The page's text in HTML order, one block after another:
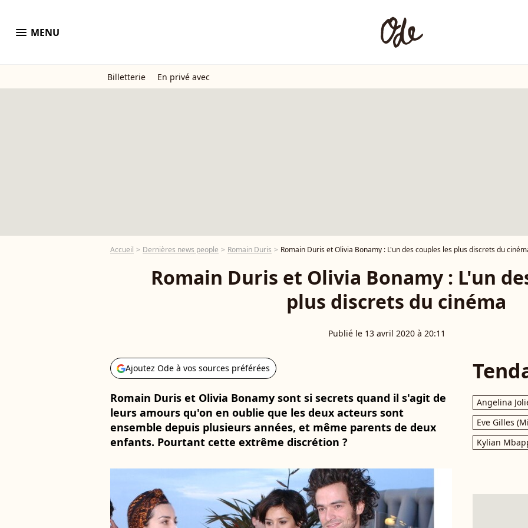
menu MENU
Billetterie En privé avec
Accueil Dernières news people Romain Duris Romain Duris et Olivia Bonamy : L'un des couples les plus discrets du
Romain Duris et Olivia Bonamy : L'un
plus discrets du cinéma
Publié le 13 avril 2020 à 20:11
Ajoutez Ode à vos sources préférées
Romain Duris et Olivia Bonamy sont si secrets quand il s'agit de
leurs amours qu'on en oublie que les deux acteurs sont
ensemble depuis plusieurs années, et même parents de deux
enfants. Pourtant cette extrême discrétion ?
Angelina
Eve Gilles
Kylian